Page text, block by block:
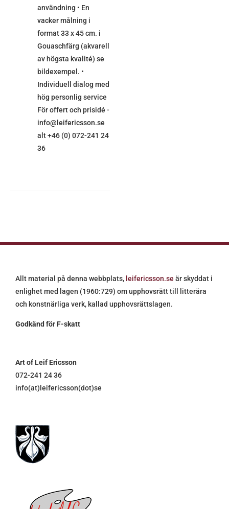
användning • En
vacker målning i
format 33 x 45 cm. i
Gouaschfärg (akvarell
av högsta kvalité) se
bildexempel. •
Individuell dialog med
hög personlig service
För offert och prisidé -
info@leifericsson.se
alt +46 (0) 072-241 24
36
Allt material på denna webbplats, leifericsson.se är skyddat i
enlighet med lagen (1960:729) om upphovsrätt till litterära
och konstnärliga verk, kallad upphovsrättslagen.
Godkänd för F-skatt
Art of Leif Ericsson
072-241 24 36
info(at)leifericsson(dot)se